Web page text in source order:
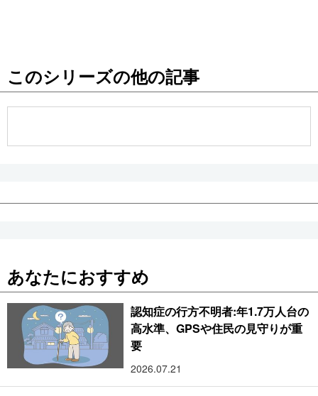
お知らせ
このシリーズの他の記事
あなたにおすすめ
認知症の行方不明者:年1.7万人台の
高水準、GPSや住民の見守りが重
要
2026.07.21